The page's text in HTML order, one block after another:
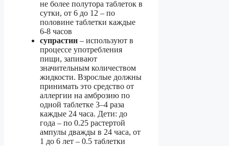
не более полутора таблеток в
сутки, от 6 до 12 – по
половине таблетки каждые
6-8 часов
супрастин – используют в
процессе употребления
пищи, запивают
значительным количеством
жидкости. Взрослые должны
принимать это средство от
аллергии на амброзию по
одной таблетке 3–4 раза
каждые 24 часа. Дети: до
года – по 0.25 растертой
ампулы дважды в 24 часа, от
1 до 6 лет – 0.5 таблетки